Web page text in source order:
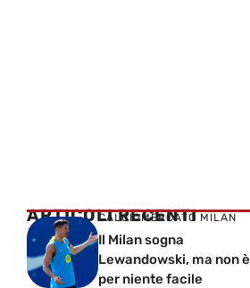
ARTICOLI RECENTI
CALCIOMERCATO MILAN
Il Milan sogna
Lewandowski, ma non è
per niente facile